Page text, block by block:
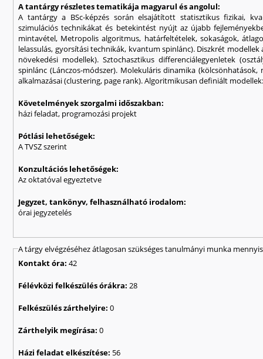
A tantárgy részletes tematikája magyarul és angolul:
A tantárgy a BSc-képzés során elsajátított statisztikus fizikai,
szimulációs technikákat és betekintést nyújt az újabb
mintavétel, Metropolis algoritmus, határfeltételek, sokaságok,
lelassulás, gyorsítási technikák, kvantum spinlánc). Diszkrét
növekedési modellek). Sztochasztikus differenciálegyenletek
spinlánc (Lánczos-módszer). Molekuláris dinamika
alkalmazásai (clustering, page rank). Algoritmikusan definiált
Követelmények szorgalmi időszakban:
házi feladat, programozási projekt
Pótlási lehetőségek:
A TVSZ szerint
Konzultációs lehetőségek:
Az oktatóval egyeztetve
Jegyzet, tankönyv, felhasználható irodalom:
órai jegyzetelés
A tárgy elvégzéséhez átlagosan szükséges tanulmányi munka
Kontakt óra:42
Félévközi felkészülés órákra:28
Felkészülés zárthelyire:0
Zárthelyik megírása:0
Házi feladat elkészítése: 56